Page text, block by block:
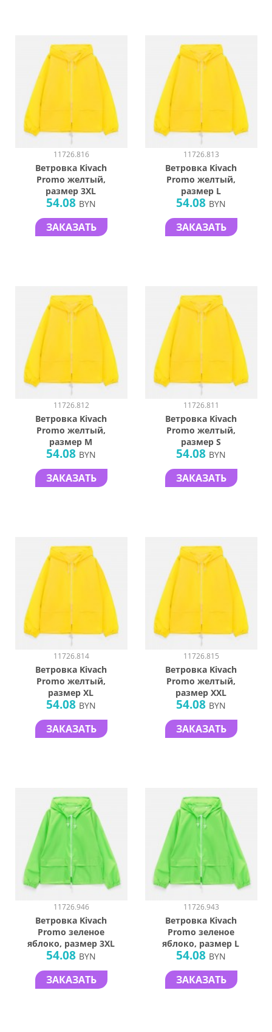
11726.816
Ветровка Kivach
Promo желтый,
размер 3XL
54.08 BYN
ЗАКАЗАТЬ
11726.813
Ветровка Kivach
Promo желтый,
размер L
54.08 BYN
ЗАКАЗАТЬ
11726.812
Ветровка Kivach
Promo желтый,
размер M
54.08 BYN
ЗАКАЗАТЬ
11726.811
Ветровка Kivach
Promo желтый,
размер S
54.08 BYN
ЗАКАЗАТЬ
11726.814
Ветровка Kivach
Promo желтый,
размер XL
54.08 BYN
ЗАКАЗАТЬ
11726.815
Ветровка Kivach
Promo желтый,
размер XXL
54.08 BYN
ЗАКАЗАТЬ
11726.946
Ветровка Kivach
Promo зеленое
яблоко, размер 3XL
54.08 BYN
ЗАКАЗАТЬ
11726.943
Ветровка Kivach
Promo зеленое
яблоко, размер L
54.08 BYN
ЗАКАЗАТЬ